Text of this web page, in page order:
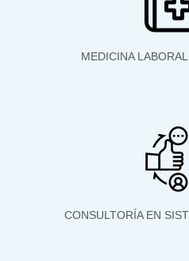
MEDICINA
CONSULTORÍA EN